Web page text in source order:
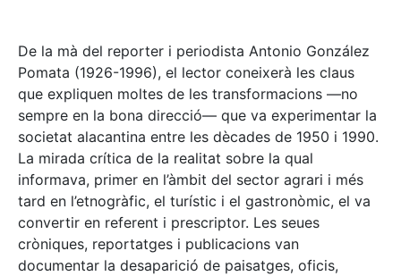
De la mà del reporter i periodista Antonio González
Pomata (1926-1996), el lector coneixerà les claus
que expliquen moltes de les transformacions —no
sempre en la bona direcció— que va experimentar la
societat alacantina entre les dècades de 1950 i 1990.
La mirada crítica de la realitat sobre la qual
informava, primer en l’àmbit del sector agrari i més
tard en l’etnogràfic, el turístic i el gastronòmic, el va
convertir en referent i prescriptor. Les seues
cròniques, reportatges i publicacions van
documentar la desaparició de paisatges, oficis,